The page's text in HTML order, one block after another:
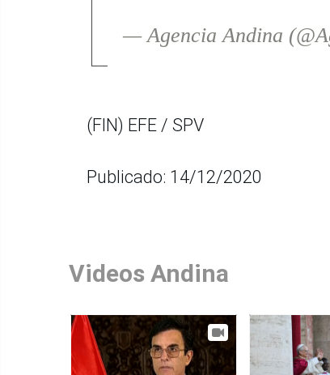
— Agencia Andina
(FIN) EFE / SPV
Publicado: 14/12/2020
Videos Andina